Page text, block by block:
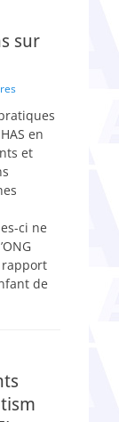
sur
en
et
ci ne
rapport
de